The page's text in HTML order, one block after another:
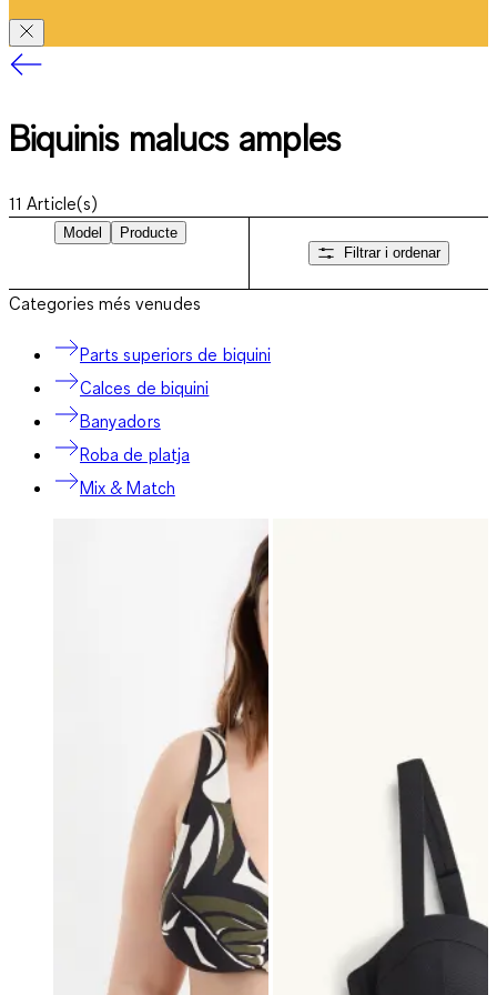
Biquinis malucs amples
11 Article(s)
Model
Producte
Filtrar i ordenar
Categories més venudes
Parts superiors de biquini
Calces de biquini
Banyadors
Roba de platja
Mix & Match